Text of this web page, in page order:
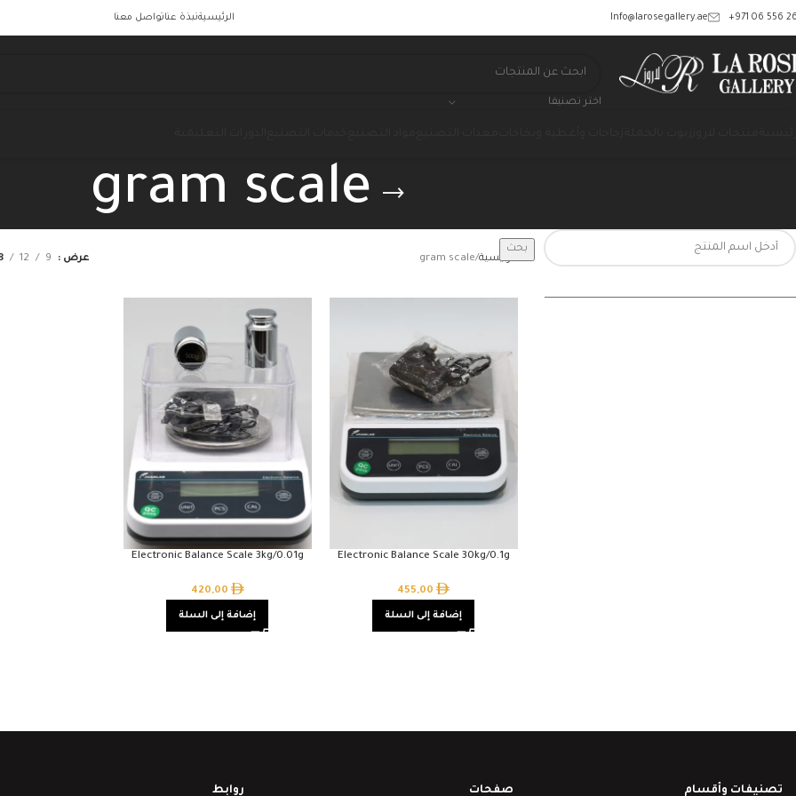
‎+971 06 556
Info@larosegallery.ae الرئيسيةنبذة عناتواصل معنا
اختر تصنيفا
gram scale
بحث
الرئيسية gram scale عرض 9
12
Electronic Balance Scale 30kg/0.1g
455,00
إضافة إلى السلة
Electronic Balance Scale 3kg/0.01g
420,00
إضافة إلى السلة
تصنيفات وأقسام صفحات روابط